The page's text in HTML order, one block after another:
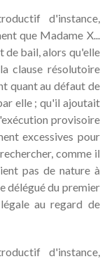
d'instance,
que Madame X...
de bail, alors qu'elle
clause résolutoire
quant au défaut de
elle ; qu'il ajoutait
provisoire
excessives pour
comme il
pas de nature à
délégué du premier
au regard de
d'instance,